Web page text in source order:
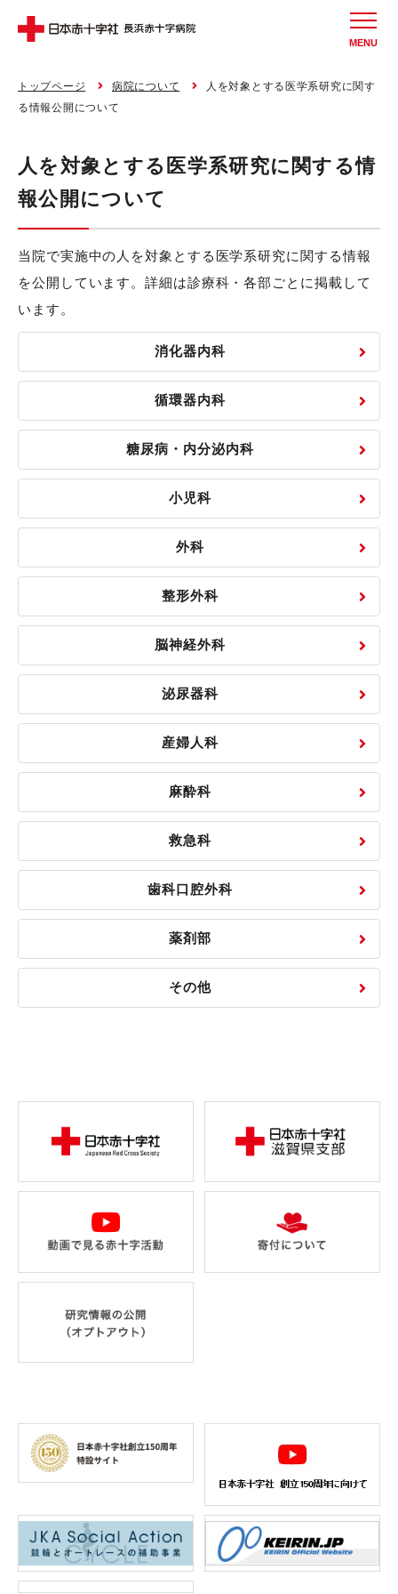
MENU
トップページ 病院について
人を対象とする医学系研究に関す
る情報公開について
人を対象とする医学系研究に関する情
報公開について
当院で実施中の人を対象とする医学系研究に関する情報
を公開しています。詳細は診療科・各部ごとに掲載して
います。
消化器内科
循環器内科
糖尿病・内分泌内科
小児科
外科
整形外科
脳神経外科
泌尿器科
産婦人科
麻酔科
救急科
歯科口腔外科
薬剤部
その他